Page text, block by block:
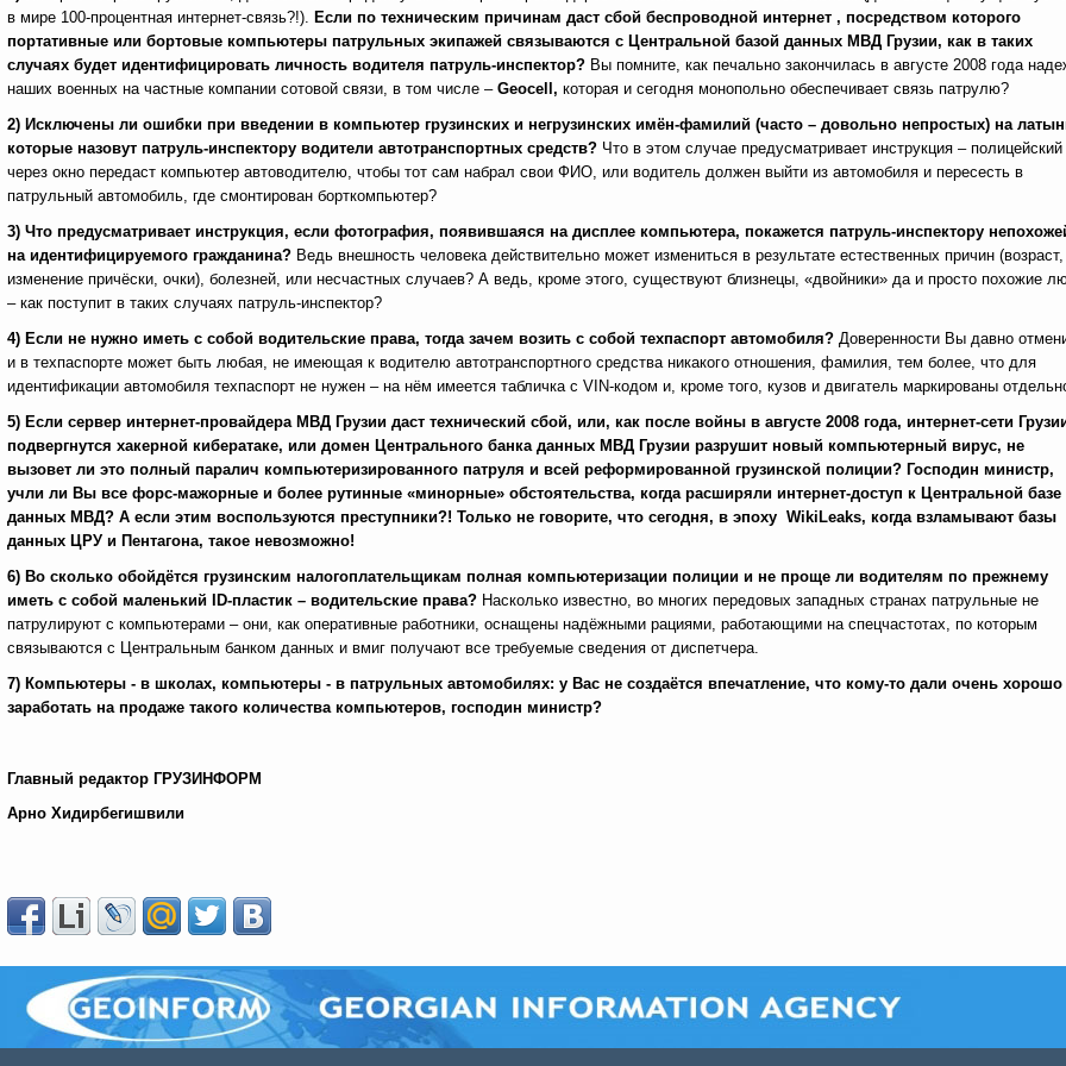
в мире 100-процентная интернет-связь?!). Если по техническим причинам даст сбой беспроводной интернет , посредством которого
портативные или бортовые компьютеры патрульных экипажей связываются с Центральной базой данных МВД Грузии, как в таких
случаях будет идентифицировать личность водителя патруль-инспектор? Вы помните, как печально закончилась в августе 2008 года
наших военных на частные компании сотовой связи, в том числе – Geocell, которая и сегодня монопольно обеспечивает связь патрулю?
2) Исключены ли ошибки при введении в компьютер грузинских и негрузинских имён-фамилий (часто – довольно непростых) на
которые назовут патруль-инспектору водители автотранспортных средств? Что в этом случае предусматривает инструкция – полицейский
через окно передаст компьютер автоводителю, чтобы тот сам набрал свои ФИО, или водитель должен выйти из автомобиля и пересесть в
патрульный автомобиль, где смонтирован борткомпьютер?
3) Что предусматривает инструкция, если фотография, появившаяся на дисплее компьютера, покажется патруль-инспектору
на идентифицируемого гражданина? Ведь внешность человека действительно может измениться в результате естественных причин (возраст,
изменение причёски, очки), болезней, или несчастных случаев? А ведь, кроме этого, существуют близнецы, «двойники» да и просто похожие
– как поступит в таких случаях патруль-инспектор?
4) Если не нужно иметь с собой водительские права, тогда зачем возить с собой техпаспорт автомобиля? Доверенности Вы давно
и в техпаспорте может быть любая, не имеющая к водителю автотранспортного средства никакого отношения, фамилия, тем более, что для
идентификации автомобиля техпаспорт не нужен – на нём имеется табличка с VIN-кодом и, кроме того, кузов и двигатель маркированы
5) Если сервер интернет-провайдера МВД Грузии даст технический сбой, или, как после войны в августе 2008 года, интернет-сети
подвергнутся хакерной кибератаке, или домен Центрального банка данных МВД Грузии разрушит новый компьютерный вирус, не
вызовет ли это полный паралич компьютеризированного патруля и всей реформированной грузинской полиции? Господин министр,
учли ли Вы все форс-мажорные и более рутинные «минорные» обстоятельства, когда расширяли интернет-доступ к Центральной базе
данных МВД? А если этим воспользуются преступники?! Только не говорите, что сегодня, в эпоху WikiLeaks, когда взламывают базы
данных ЦРУ и Пентагона, такое невозможно!
6) Во сколько обойдётся грузинским налогоплательщикам полная компьютеризации полиции и не проще ли водителям по прежнему
иметь с собой маленький
ID-пластик – водительские права? Насколько известно, во многих передовых западных странах патрульные не
патрулируют с компьютерами – они, как оперативные работники, оснащены надёжными рациями, работающими на спецчастотах, по которым
связываются с Центральным банком данных и вмиг получают все требуемые сведения от диспетчера.
7) Компьютеры - в школах, компьютеры - в патрульных автомобилях: у Вас не создаётся впечатление, что кому-то дали очень хорошо
заработать на продаже такого количества компьютеров, господин министр?
Главный редактор ГРУЗИНФОРМ
Арно Хидирбегишвили